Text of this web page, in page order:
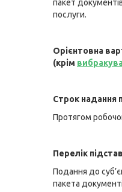
пакет
послуги.
Орієнтовна
(крім
Строк надання
Протягом
Перелік
Подання до
пакета